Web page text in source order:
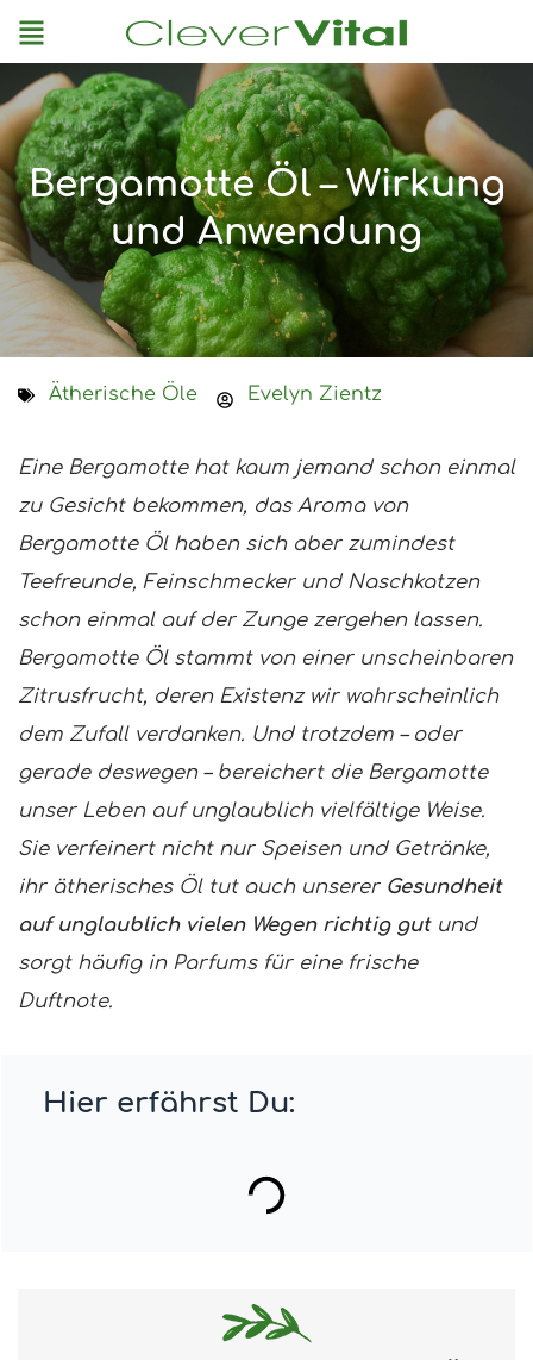
Menu
Bergamotte Öl – Wirkung
und Anwendung
Ätherische Öle Evelyn Zientz
Eine Bergamotte hat kaum jemand schon einmal
zu Gesicht bekommen, das Aroma von
Bergamotte Öl haben sich aber zumindest
Teefreunde, Feinschmecker und Naschkatzen
schon einmal auf der Zunge zergehen lassen.
Bergamotte Öl stammt von einer unscheinbaren
Zitrusfrucht, deren Existenz wir wahrscheinlich
dem Zufall verdanken. Und trotzdem – oder
gerade deswegen – bereichert die Bergamotte
unser Leben auf unglaublich vielfältige Weise.
Sie verfeinert nicht nur Speisen und Getränke,
ihr ätherisches Öl tut auch unserer Gesundheit
auf unglaublich vielen Wegen richtig gutund
sorgt häufig in Parfums für eine frische
Duftnote.
Hier erfährst Du: